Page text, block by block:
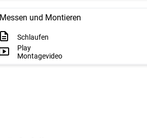
Messen und Montieren
Schlaufen
Play
Montagevideo